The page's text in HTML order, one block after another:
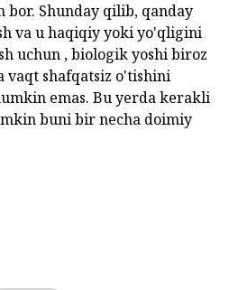
Shunday qilib, qanday
va u haqiqiy yoki yo'qligini
uchun , biologik yoshi biroz
shafqatsiz o'tishini
emas. Bu yerda kerakli
buni bir necha doimiy